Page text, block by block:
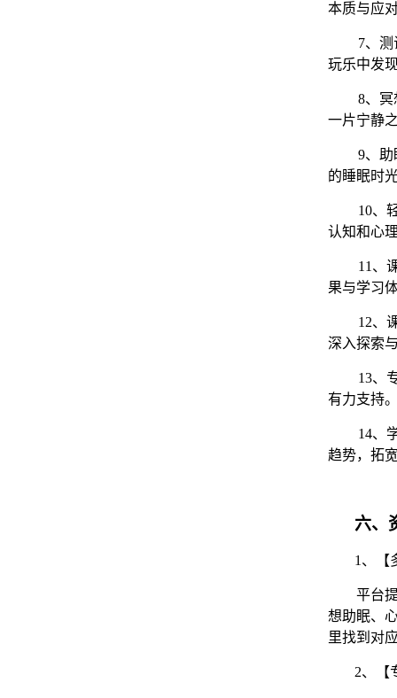
本质与应
7、 测
玩乐中发
8、 冥
一片宁静
9、 助
的睡眠时
10、
认知和心
11、
果与学习
12、
深入探索
13、
有力支持
14、
趋势，拓
六、
1、【
平台
想助眠、
里找到对
2、 【